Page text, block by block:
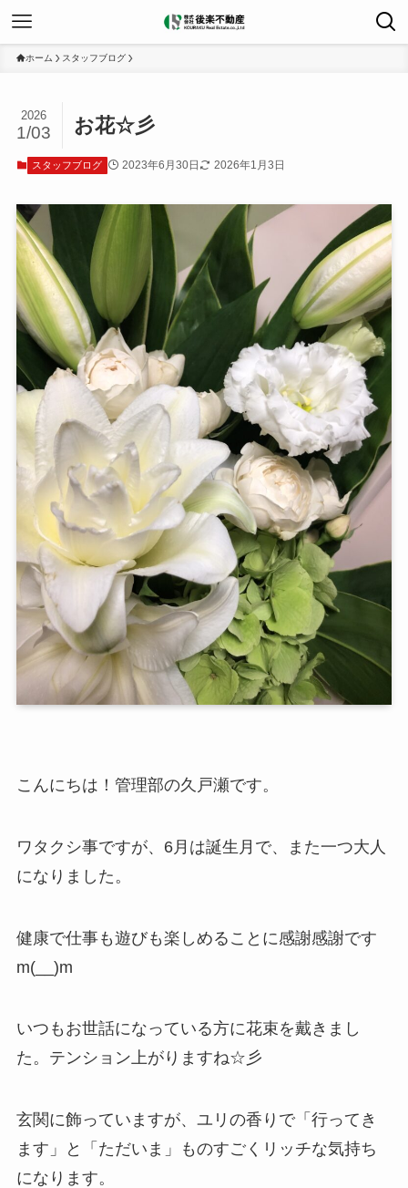
ホーム スタッフブログ
お花☆彡
2026
1/03
スタッフブログ 2023年6月30日 2026年1月3日
こんにちは！管理部の久戸瀬です。
ワタクシ事ですが、6月は誕生月で、また一つ大人
になりました。
健康で仕事も遊びも楽しめることに感謝感謝です
m(__)m
いつもお世話になっている方に花束を戴きまし
た。テンション上がりますね☆彡
玄関に飾っていますが、ユリの香りで「行ってき
ます」と「ただいま」ものすごくリッチな気持ち
になります。